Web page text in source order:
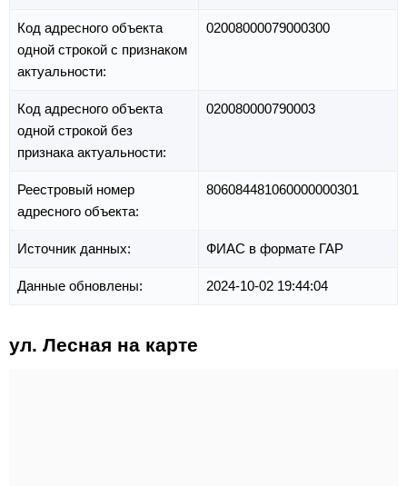
Код адресного объекта
одной строкой с признаком
актуальности:
02008000079000300
Код адресного объекта
одной строкой без
признака актуальности:
020080000790003
Реестровый номер
адресного объекта:
806084481060000000301
Источник данных: ФИАС в формате ГАР
Данные обновлены: 2024-10-02 19:44:04
ул. Лесная на карте